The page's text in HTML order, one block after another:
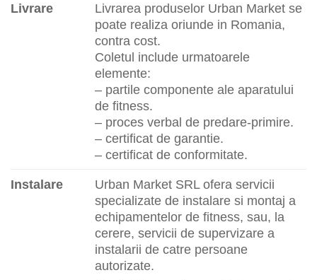
Livrare
Livrarea produselor Urban Market se
poate realiza oriunde in Romania,
contra cost.
Coletul include urmatoarele
elemente:
– partile componente ale aparatului
de fitness.
– proces verbal de predare-primire.
– certificat de garantie.
– certificat de conformitate.
Instalare
Urban Market SRL ofera servicii
specializate de instalare si montaj a
echipamentelor de fitness, sau, la
cerere, servicii de supervizare a
instalarii de catre persoane
autorizate.